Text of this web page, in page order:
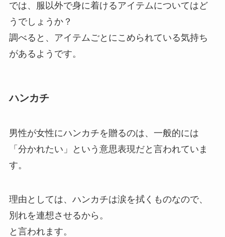
では、服以外で身に着けるアイテムについてはど
うでしょうか？
調べると、アイテムごとにこめられている気持ち
があるようです。
ハンカチ
男性が女性にハンカチを贈るのは、一般的には
「分かれたい」という意思表現だと言われていま
す。
理由としては、ハンカチは涙を拭くものなので、
別れを連想させるから。
と言われます。